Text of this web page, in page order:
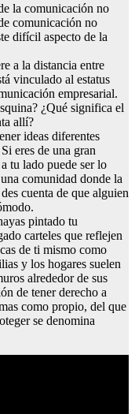
la comunicación no
comunicación no
difícil aspecto de la
a la distancia entre
vinculado al estatus
empresarial.
¿Qué significa el
allí?
ideas diferentes
eres de una gran
tu lado puede ser lo
comunidad donde la
cuenta de que alguien
pintado tu
carteles que reflejen
de ti mismo como
y los hogares suelen
alrededor de sus
de tener derecho a
como propio, del que
se denomina